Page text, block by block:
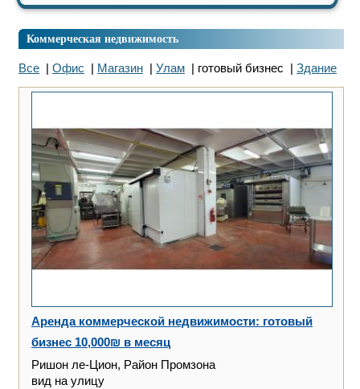
Коммерческая недвижимость
Все | Офис | Магазин | Улам | готовый бизнес | Здание
Аренда коммерческой недвижимости: готовый
бизнес 10,000₪ в месяц
Ришон ле-Цион, Район Промзона
вид на улицу